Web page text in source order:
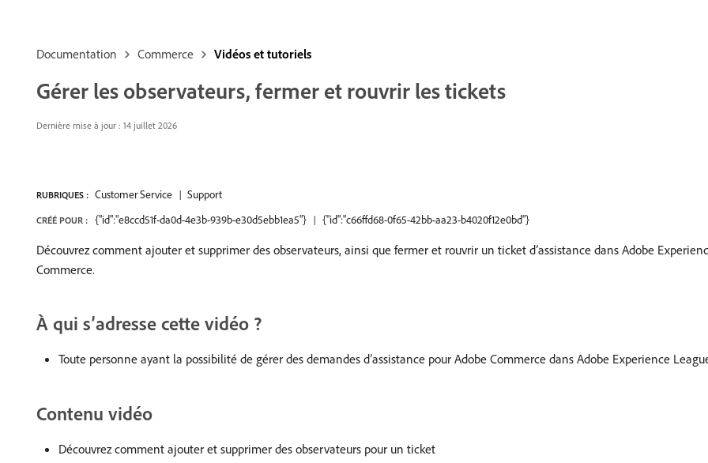
Documentation Commerce Vidéos et tutoriels
Gérer les observateurs, fermer et rouvrir les tickets
Dernière mise à jour : 14 juillet 2026
RUBRIQUES : Customer Service Support
CRÉÉ POUR : {"id":"e8ccd51f-da0d-4e3b-939b-e30d5ebb1ea5"} {"id":"c66ffd68-0f65-42bb-aa23-b4020f12e0bd"}
Découvrez comment ajouter et supprimer des observateurs, ainsi que fermer et rouvrir un ticket d’assistance dans Adobe
Commerce.
À qui s’adresse cette vidéo ?
Toute personne ayant la possibilité de gérer des demandes d’assistance pour Adobe Commerce dans Adobe Experience
Contenu vidéo
Découvrez comment ajouter et supprimer des observateurs pour un ticket